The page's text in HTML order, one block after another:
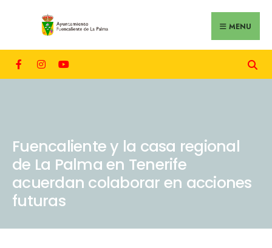
MENU
Fuencaliente y la casa regional
de La Palma en Tenerife
acuerdan colaborar en acciones
futuras